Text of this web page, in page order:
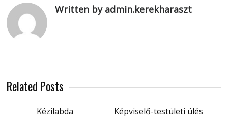
Written by admin.kerekharaszt
Related Posts
Kézilabda
Képviselő-testületi ülés